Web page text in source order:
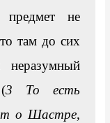
не
там до сих
3 То есть
о Шастре,